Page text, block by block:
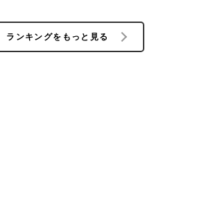
ランキングをもっと見る